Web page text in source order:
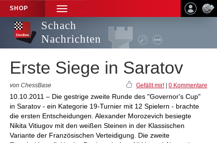
SHOP
TOGGLE
NAVIGATION
Schach
Nachrichten
Erste Siege in Saratov
von ChessBase Gefällt mir! 0 Kommentare
10.10.2011 – Die gestrige zweite Runde des "Governor's Cup"
in Saratov - ein Kategorie 19-Turnier mit 12 Spielern - brachte
die ersten Entscheidungen. Alexander Morozevich besiegte
Nikita Vitiugov mit den weißen Steinen in der Klassischen
Variante der Französischen Verteidigung. Die zweite